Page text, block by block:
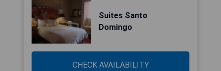
Suites Santo
Domingo
CHECK AVAILABILITY